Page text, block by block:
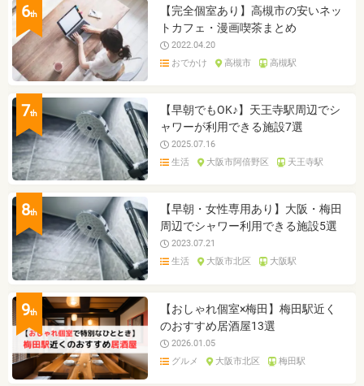
6th
【完全個室あり】高槻市の安いネッ
トカフェ・漫画喫茶まとめ
2022.04.20
おでかけ
高槻市 高槻駅
7th
【早朝でもOK♪】天王寺駅周辺でシ
ャワーが利用できる施設7選
2025.07.16
生活
大阪市阿倍野区 天王寺駅
8th
【早朝・女性専用あり】大阪・梅田
周辺でシャワー利用できる施設5選
2023.07.21
生活
大阪市北区 大阪駅
9th
【おしゃれ個室×梅田】梅田駅近く
のおすすめ居酒屋13選
2026.01.05
グルメ
大阪市北区 梅田駅